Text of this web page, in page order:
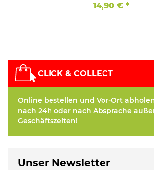
14,90 € *
CLICK & COLLECT
Online bestellen und Vor-Ort
nach 24h oder nach Absprache
Geschäftszeiten!
Unser Newsletter